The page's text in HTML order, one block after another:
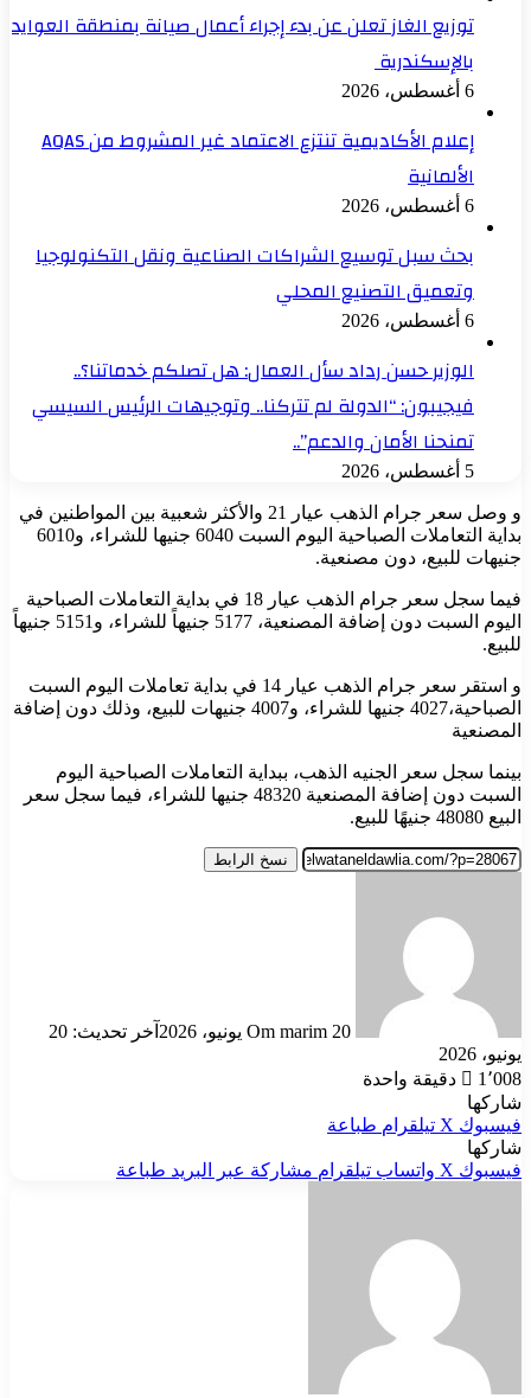
توزيع الغاز تعلن عن بدء إجراء أعمال صيانة بمنطقة العوايد
بالإسكندرية
6 أغسطس، 2026
إعلام الأكاديمية تنتزع الاعتماد غير المشروط من AQAS
الألمانية
6 أغسطس، 2026
بحث سبل توسيع الشراكات الصناعية ونقل التكنولوجيا
وتعميق التصنيع المحلي
6 أغسطس، 2026
الوزير حسن رداد سأل العمال: هل تصلكم خدماتنا؟..
فيجيبون: “الدولة لم تتركنا.. وتوجيهات الرئيس السيسي
تمنحنا الأمان والدعم”..
5 أغسطس، 2026
و وصل سعر جرام الذهب عيار 21 والأكثر شعبية بين المواطنين في
بداية التعاملات الصباحية اليوم السبت 6040 جنيها للشراء، و6010
جنيهات للبيع، دون مصنعية.
فيما سجل سعر جرام الذهب عيار 18 في بداية التعاملات الصباحية
اليوم السبت دون إضافة المصنعية، 5177 جنيهاً للشراء، و5151 جنيهاً
للبيع.
و استقر سعر جرام الذهب عيار 14 في بداية تعاملات اليوم السبت
الصباحية،4027 جنيها للشراء، و4007 جنيهات للبيع، وذلك دون إضافة
المصنعية
بينما سجل سعر الجنيه الذهب، ببداية التعاملات الصباحية اليوم
السبت دون إضافة المصنعية 48320 جنيها للشراء، فيما سجل سعر
البيع 48080 جنيهًا للبيع.
نسخ الرابط
Om marim 20 يونيو، 2026
آخر تحديث: 20
يونيو، 2026
1٬008
دقيقة واحدة
شاركها
فيسبوك ‫X تيلقرام طباعة
شاركها
فيسبوك ‫X واتساب تيلقرام مشاركة عبر البريد طباعة